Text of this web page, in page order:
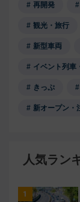
再開発
観光・旅行
新型車両
イベント列車
きっぷ
新オープン・
人気ラン